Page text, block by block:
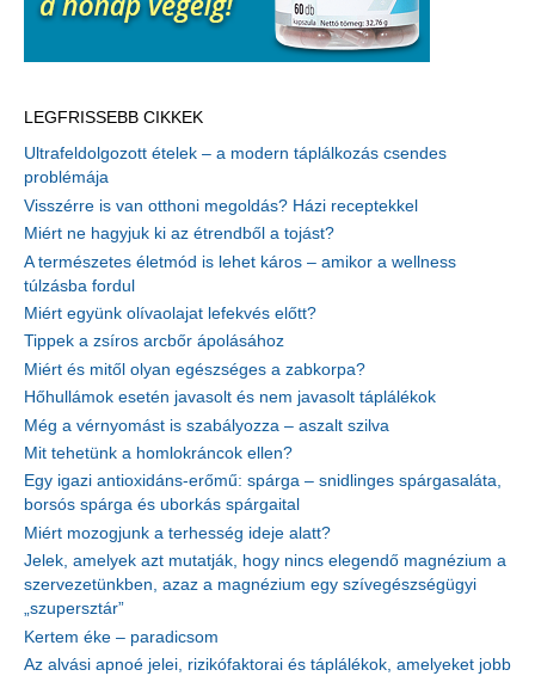
LEGFRISSEBB CIKKEK
Ultrafeldolgozott ételek – a modern táplálkozás csendes
problémája
Visszérre is van otthoni megoldás? Házi receptekkel
Miért ne hagyjuk ki az étrendből a tojást?
A természetes életmód is lehet káros – amikor a wellness
túlzásba fordul
Miért együnk olívaolajat lefekvés előtt?
Tippek a zsíros arcbőr ápolásához
Miért és mitől olyan egészséges a zabkorpa?
Hőhullámok esetén javasolt és nem javasolt táplálékok
Még a vérnyomást is szabályozza – aszalt szilva
Mit tehetünk a homlokráncok ellen?
Egy igazi antioxidáns-erőmű: spárga – snidlinges spárgasaláta,
borsós spárga és uborkás spárgaital
Miért mozogjunk a terhesség ideje alatt?
Jelek, amelyek azt mutatják, hogy nincs elegendő magnézium a
szervezetünkben, azaz a magnézium egy szívegészségügyi
„szupersztár”
Kertem éke – paradicsom
Az alvási apnoé jelei, rizikófaktorai és táplálékok, amelyeket jobb